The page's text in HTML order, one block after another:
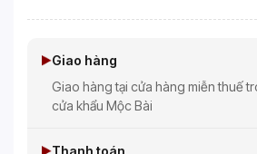
Giao hàng
Giao hàng tại cửa hàng miễn thuế
cửa khẩu Mộc Bài